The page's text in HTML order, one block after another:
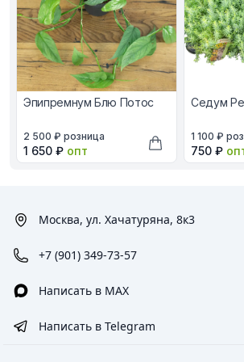
Эпипремнум Блю Потос
В наличии, цена в рублях
2 500 ₽ розница
Оптовая цена в рублях
1 650 ₽ опт
Добавить в
Седум
В наличии,
1 100 ₽
Оптовая
750 ₽
Москва, ул. Хачатуряна, 8к3
+7 (901) 349-73-57
Написать в MAX
Написать в Telegram